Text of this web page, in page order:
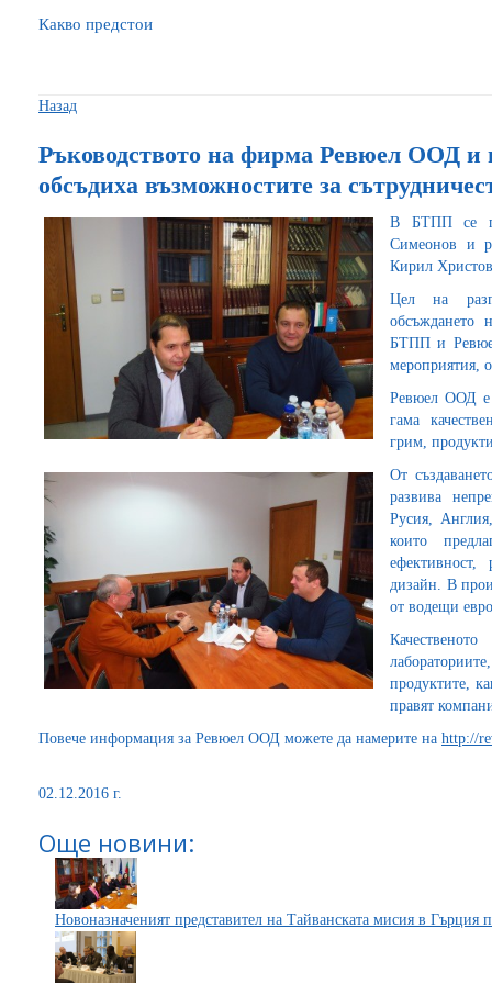
Какво предстои
Назад
Ръководството на фирма Ревюел ООД и
обсъдиха възможностите за
В БТПП се
Симеонов и
Кирил
Цел на
обсъждането
БТПП и
мероприятия,
Ревюел ООД е
гама
грим,
От
развива
Русия,
които
дизайн. В
от водещи
продуктите,
правят
Повече информация за Ревюел ООД можете да намерите на http://
02.12.2016 г.
Още новини:
Новоназначеният представител на Тайванската мисия в Гърция